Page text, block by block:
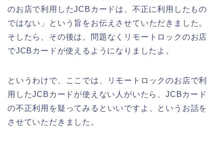
のお店で利用したJCBカードは、不正に利用したもの
ではない」という旨をお伝えさせていただきました。
そしたら、その後は、問題なくリモートロックのお店
でJCBカードが使えるようになりましたよ。
というわけで、ここでは、リモートロックのお店で利
用したJCBカードが使えない人がいたら、JCBカード
の不正利用を疑ってみるといいですよ、というお話を
させていただきました。